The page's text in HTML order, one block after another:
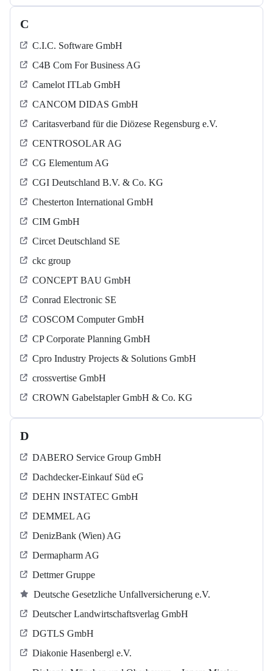
C
C.I.C. Software GmbH
C4B Com For Business AG
Camelot ITLab GmbH
CANCOM DIDAS GmbH
Caritasverband für die Diözese Regensburg e.V.
CENTROSOLAR AG
CG Elementum AG
CGI Deutschland B.V. & Co. KG
Chesterton International GmbH
CIM GmbH
Circet Deutschland SE
ckc group
CONCEPT BAU GmbH
Conrad Electronic SE
COSCOM Computer GmbH
CP Corporate Planning GmbH
Cpro Industry Projects & Solutions GmbH
crossvertise GmbH
CROWN Gabelstapler GmbH & Co. KG
D
DABERO Service Group GmbH
Dachdecker-Einkauf Süd eG
DEHN INSTATEC GmbH
DEMMEL AG
DenizBank (Wien) AG
Dermapharm AG
Dettmer Gruppe
Deutsche Gesetzliche Unfallversicherung e.V.
Deutscher Landwirtschaftsverlag GmbH
DGTLS GmbH
Diakonie Hasenbergl e.V.